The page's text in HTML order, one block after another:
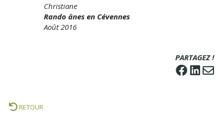
Christiane
Rando ânes en Cévennes
Août 2016
PARTAGEZ !
RETOUR